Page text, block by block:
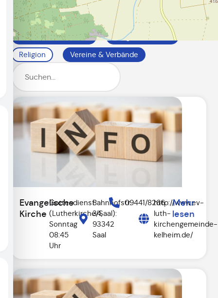
Filtern Sie ihre Suche:
Bildung
Feuerwehren
Gewerbeverzeichnis
Pflege & Soziales
Religion
Vereine & Verbände
Evangelische
Kirche
Gottesdienst
(Lutherkirche/Saal):
Sonntag
08:45
Uhr
Bahnhofstr.
34,
93342
Saal
09441/8266http://www.ev-
luth-
kirchengemeinde-
kelheim.de/
Mehr
lesen